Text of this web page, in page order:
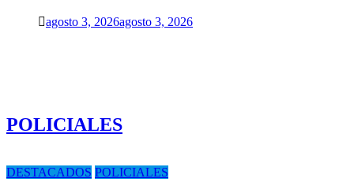
agosto 3, 2026agosto 3, 2026
POLICIALES
DESTACADOS POLICIALES